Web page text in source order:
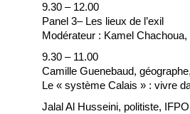
9.30 – 12.00
Panel 3– Les lieux de l’exil
Modérateur : Kamel
9.30 – 11.00
Camille Guenebaud,
Le « système Calais » : vivre
Jalal Al Husseini, politiste, IFPO